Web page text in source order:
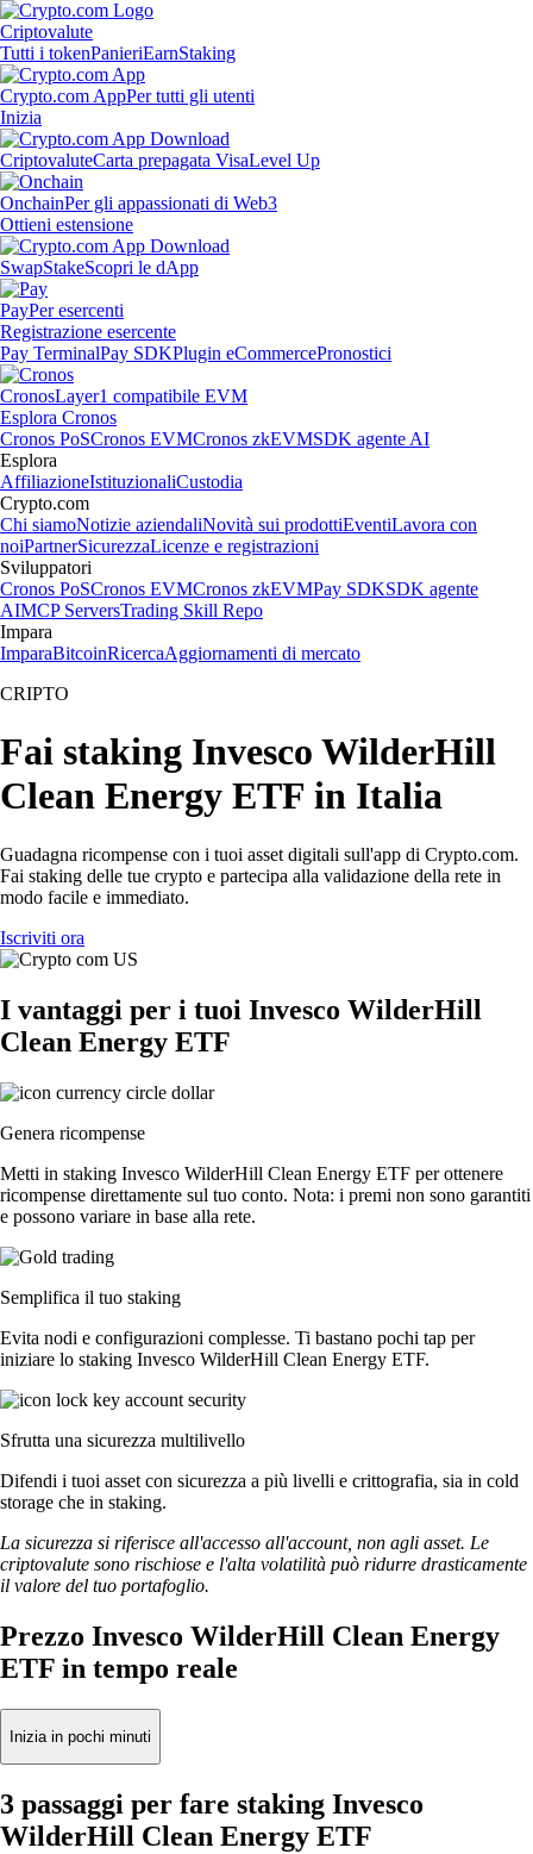
Criptovalute
Tutti i tokenPanieriEarnStaking
Crypto.com AppPer tutti gli utenti
Inizia
CriptovaluteCarta prepagata VisaLevel Up
OnchainPer gli appassionati di Web3
Ottieni estensione
SwapStakeScopri le dApp
PayPer esercenti
Registrazione esercente
Pay TerminalPay SDKPlugin eCommercePronostici
CronosLayer1 compatibile EVM
Esplora Cronos
Cronos PoSCronos EVMCronos zkEVMSDK agente AI
Esplora
AffiliazioneIstituzionaliCustodia
Crypto.com
Chi siamoNotizie aziendaliNovità sui prodottiEventiLavora con
noiPartnerSicurezzaLicenze e registrazioni
Sviluppatori
Cronos PoSCronos EVMCronos zkEVMPay SDKSDK agente
AIMCP ServersTrading Skill Repo
Impara
ImparaBitcoinRicercaAggiornamenti di mercato
CRIPTO
Fai staking Invesco WilderHill
Clean Energy ETF in Italia
Guadagna ricompense con i tuoi asset digitali sull'app di Crypto.com.
Fai staking delle tue crypto e partecipa alla validazione della rete in
modo facile e immediato.
Iscriviti ora
I vantaggi per i tuoi Invesco WilderHill
Clean Energy ETF
Genera ricompense
Metti in staking Invesco WilderHill Clean Energy ETF per ottenere
ricompense direttamente sul tuo conto. Nota: i premi non sono garantiti
e possono variare in base alla rete.
Semplifica il tuo staking
Evita nodi e configurazioni complesse. Ti bastano pochi tap per
iniziare lo staking Invesco WilderHill Clean Energy ETF.
Sfrutta una sicurezza multilivello
Difendi i tuoi asset con sicurezza a più livelli e crittografia, sia in cold
storage che in staking.
La sicurezza si riferisce all'accesso all'account, non agli asset. Le
criptovalute sono rischiose e l'alta volatilità può ridurre drasticamente
il valore del tuo portafoglio.
Prezzo Invesco WilderHill Clean Energy
ETF in tempo reale
Inizia in pochi minuti
3 passaggi per fare staking Invesco
WilderHill Clean Energy ETF